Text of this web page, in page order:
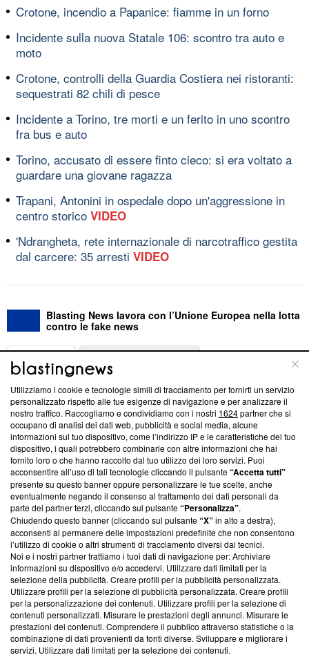
Crotone, incendio a Papanice: fiamme in un forno
Incidente sulla nuova Statale 106: scontro tra auto e
moto
Crotone, controlli della Guardia Costiera nei ristoranti:
sequestrati 82 chili di pesce
Incidente a Torino, tre morti e un ferito in uno scontro
fra bus e auto
Torino, accusato di essere finto cieco: si era voltato a
guardare una giovane ragazza
Trapani, Antonini in ospedale dopo un'aggressione in
centro storico VIDEO
'Ndrangheta, rete internazionale di narcotraffico gestita
dal carcere: 35 arresti VIDEO
Blasting News lavora con l’Unione Europea nella lotta
contro le fake news
ABOUT
Questa sezione offre informazioni trasparenti su Blasting
News, sui nostri processi editoriali e su come ci impegniamo a
creare news di qualità. Inoltre, afferma la nostra aderenza a
‘Trust Project - News with Integrity’Blasting News non è
ancora membro del programma, ma ha richiesto di farne
parte; Trust Project non ha ancora effettuato una verifica di
conformità agli standard.
Su di noi
Team editoriale
Corporate
Redazione
Informativa Privacy
Cookie Policy
Utilizziamo i cookie e tecnologie simili di tracciamento per fornirti un servizio
personalizzato rispetto alle tue esigenze di navigazione e per analizzare il
nostro traffico. Raccogliamo e condividiamo con i nostri 1624partner che si
occupano di analisi dei dati web, pubblicità e social media, alcune
informazioni sul tuo dispositivo, come l’indirizzo IP e le caratteristiche del tuo
dispositivo, i quali potrebbero combinarle con altre informazioni che hai
fornito loro o che hanno raccolto dal tuo utilizzo dei loro servizi. Puoi
acconsentire all’uso di tali tecnologie cliccando il pulsante“Accetta tutti”
presente su questo banner oppure personalizzare le tue scelte, anche
eventualmente negando il consenso al trattamento dei dati personali da
parte dei partner terzi, cliccando sul pulsante“Personalizza”.
Chiudendo questo banner (cliccando sul pulsante“X”in alto a destra),
acconsenti al permanere delle impostazioni predefinite che non consentono
l’utilizzo di cookie o altri strumenti di tracciamento diversi dai tecnici.
Noi e i nostri partner trattiamo i tuoi dati di navigazione per: Archiviare
informazioni su dispositivo e/o accedervi. Utilizzare dati limitati per la
selezione della pubblicità. Creare profili per la pubblicità personalizzata.
Utilizzare profili per la selezione di pubblicità personalizzata. Creare profili
per la personalizzazione dei contenuti. Utilizzare profili per la selezione di
contenuti personalizzati. Misurare le prestazioni degli annunci. Misurare le
prestazioni dei contenuti. Comprendere il pubblico attraverso statistiche o la
combinazione di dati provenienti da fonti diverse. Sviluppare e migliorare i
servizi. Utilizzare dati limitati per la selezione dei contenuti.